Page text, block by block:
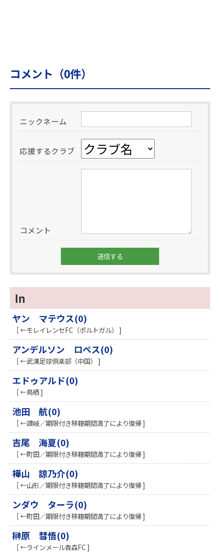
コメント（0件）
ニックネーム
応援するクラブ
コメント
In
ヤン マテウス(0)
［ ←モレイレンセFC（ポルトガル） ]
アンデルソン ロペス(0)
［ ←武漢足球倶楽部（中国） ]
エドゥアルド(0)
［ ←鳥栖 ]
池田 航(0)
［ ←讃岐／期限付き移籍期間満了により復帰 ]
吉尾 海夏(0)
［ ←町田／期限付き移籍期間満了により復帰 ]
樺山 諒乃介(0)
［ ←山形／期限付き移籍期間満了により復帰 ]
ンダウ ターラ(0)
［ ←町田／期限付き移籍期間満了により復帰 ]
榊原 彗悟(0)
［ ←ラインメール青森FC ]